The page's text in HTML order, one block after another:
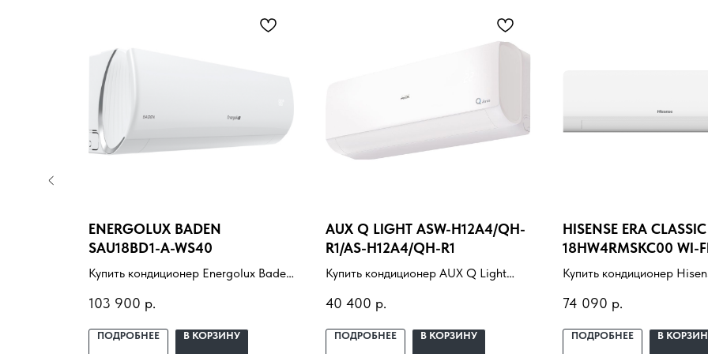
ENERGOLUX BADEN
SAU18BD1-A-WS40
Купить кондиционер Energolux Baden
ключ. Подбор под помещение,
доставка, профессиональный
103 900 р.
ПОДРОБНЕЕ В КОРЗИНУ
AUX Q LIGHT ASW-H12A4/QH-
R1/AS-H12A4/QH-R1
Купить кондиционер AUX Q Light
с установкой под ключ. Подбор под
помещение, доставка,
40 400 р.
ПОДРОБНЕЕ В КОРЗИНУ
HISENSE ERA
18HW4RMSKC00 WI-
Купить кондиционер
с установкой под ключ.
помещение, доставка,
74 090 р.
ПОДРОБНЕЕ В